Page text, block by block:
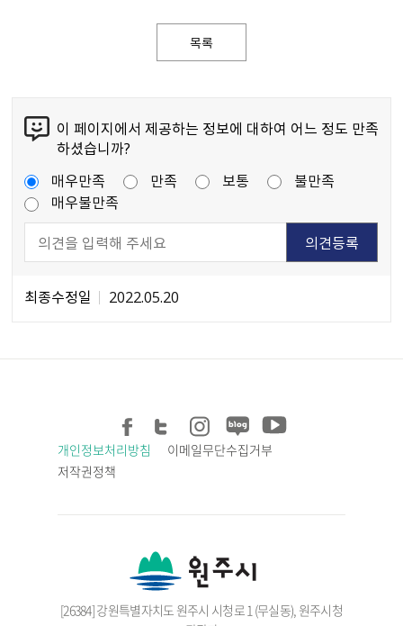
목록
이 페이지에서 제공하는 정보에 대하여 어느 정도 만족
하셨습니까?
매우만족
만족 보통
불만족
매우불만족
최종수정일 2022.05.20
개인정보처리방침
이메일무단수집거부
저작권정책
[26384] 강원특별자치도 원주시 시청로 1 (무실동), 원주시청